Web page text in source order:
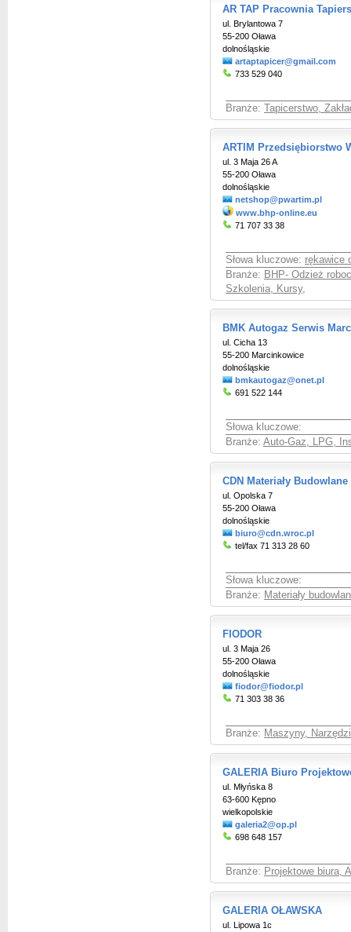
AR TAP Pracownia
ul. Brylantowa 7
55-200 Oława
dolnośląskie
artaptapicer@gmail.com
733 529 040
Branże: Tapicerstwo,
ARTIM Przedsiębiorstwo
ul. 3 Maja 26 A
55-200 Oława
dolnośląskie
netshop@pwartim.pl
www.bhp-online.eu
71 707 33 38
Słowa kluczowe: rękawice
Branże: BHP- Odzież
Szkolenia, Kursy,
BMK Autogaz Serwis
ul. Cicha 13
55-200 Marcinkowice
dolnośląskie
bmkautogaz@onet.pl
691 522 144
Słowa kluczowe:
Branże: Auto-Gaz, LPG,
CDN Materiały Budowlane
ul. Opolska 7
55-200 Oława
dolnośląskie
biuro@cdn.wroc.pl
tel/fax 71 313 28 60
Słowa kluczowe:
Branże: Materiały
FIODOR
ul. 3 Maja 26
55-200 Oława
dolnośląskie
fiodor@fiodor.pl
71 303 38 36
Branże: Maszyny,
GALERIA Biuro
ul. Młyńska 8
63-600 Kępno
wielkopolskie
galeria2@op.pl
698 648 157
Branże: Projektowe biura,
GALERIA OŁAWSKA
ul. Lipowa 1c